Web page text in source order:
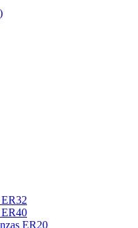
ER32
ER40
ER20